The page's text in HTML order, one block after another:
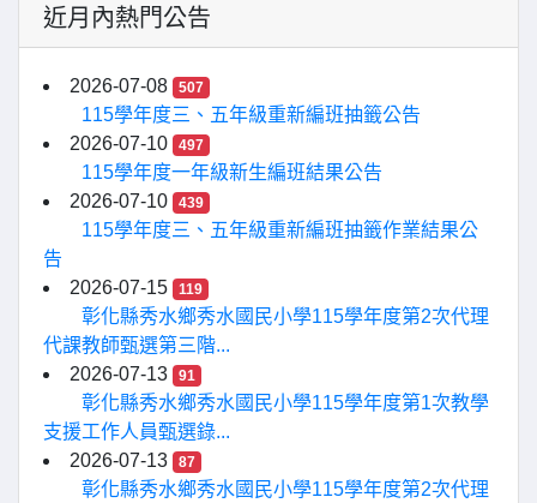
近月內熱門公告
2026-07-08 507
115學年度三、五年級重新編班抽籤公告
2026-07-10
497
115學年度一年級新生編班結果公告
2026-07-10
439
115學年度三、五年級重新編班抽籤作業結果公
告
2026-07-15
119
彰化縣秀水鄉秀水國民小學115學年度第2次代理
代課教師甄選第三階...
2026-07-13
91
彰化縣秀水鄉秀水國民小學115學年度第1次教學
支援工作人員甄選錄...
2026-07-13
87
彰化縣秀水鄉秀水國民小學115學年度第2次代理